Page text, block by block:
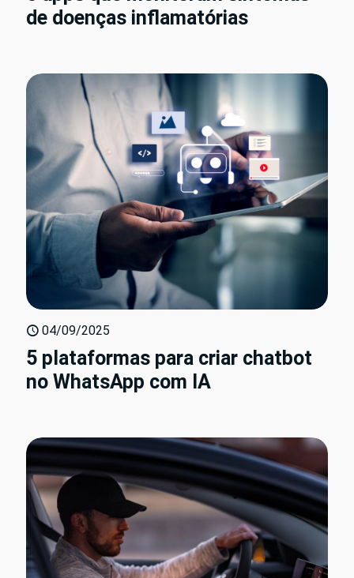
de doenças inflamatórias
04/09/2025
5 plataformas para criar chatbot
no WhatsApp com IA